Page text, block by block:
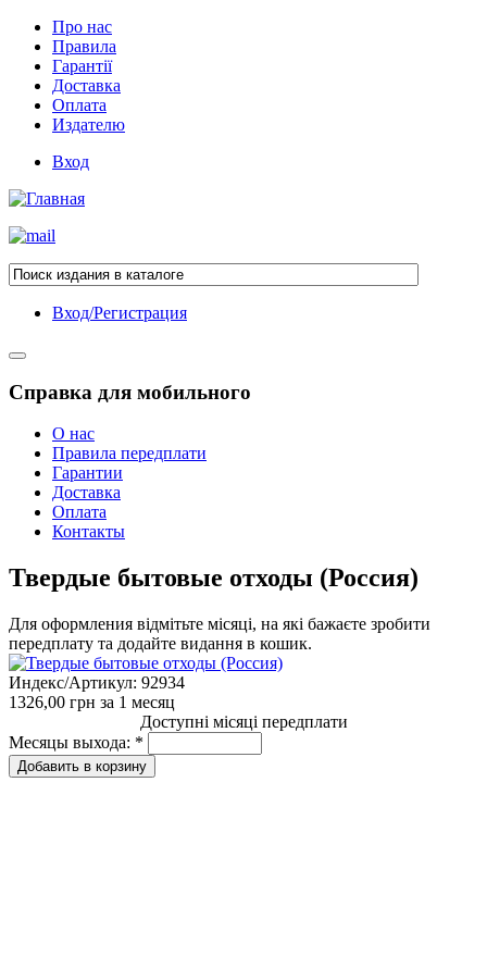
Про нас
Правила
Гарантії
Доставка
Оплата
Издателю
Вход
Вход/Регистрация
Справка для мобильного
О нас
Правила передплати
Гарантии
Доставка
Оплата
Контакты
Твердые бытовые отходы (Россия)
Для оформления відмітьте місяці, на які бажаєте зробити
передплату та додайте видання в кошик.
Индекс/Артикул: 92934
1326,00 грн за 1 месяц
Доступні місяці передплати
Месяцы выхода: *